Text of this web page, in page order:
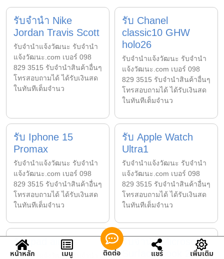
รับจำนำ Nike
Jordan Travis Scott
รับจํานําแจ้งวัฒนะ รับจํานํา
แจ้งวัฒนะ.com เบอร์ 098
829 3515 รับจำนำสินค้าอื่นๆ
โทรสอบถามได้ ได้รับเงินสด
ในทันทีเต็มจำนว
รับ Chanel
classic10 GHW
holo26
รับจํานําแจ้งวัฒนะ รับจํานํา
แจ้งวัฒนะ.com เบอร์ 098
829 3515 รับจำนำสินค้าอื่นๆ
โทรสอบถามได้ ได้รับเงินสด
ในทันทีเต็มจำนว
รับ Iphone 15
Promax
รับจํานําแจ้งวัฒนะ รับจํานํา
แจ้งวัฒนะ.com เบอร์ 098
829 3515 รับจำนำสินค้าอื่นๆ
โทรสอบถามได้ ได้รับเงินสด
ในทันทีเต็มจำนว
รับ Apple Watch
Ultra1
รับจํานําแจ้งวัฒนะ รับจํานํา
แจ้งวัฒนะ.com เบอร์ 098
829 3515 รับจำนำสินค้าอื่นๆ
โทรสอบถามได้ ได้รับเงินสด
ในทันทีเต็มจำนว
รับ ipad air
รับจํานําแจ้งวัฒนะ รับจํานํา
รับจำนำ Microsoft
Surface Book 2
หน้าหลัก เมนู ติดต่อ แชร์ เพิ่มเติม